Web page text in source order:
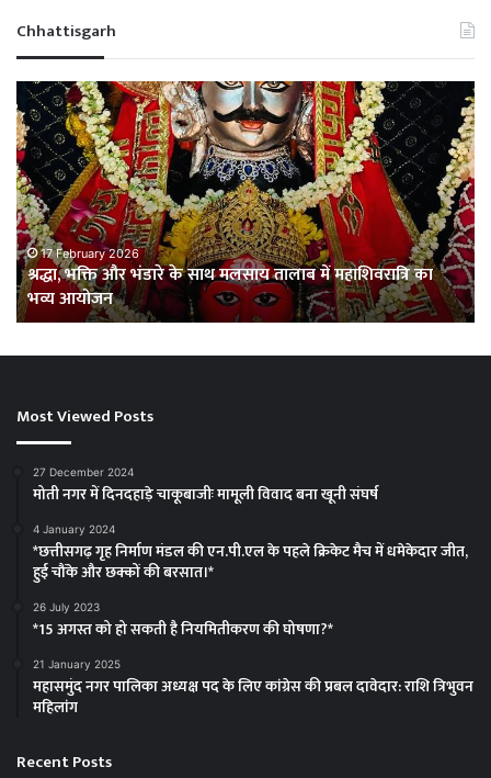
Chhattisgarh
NAN
चावल
घोटाला
उजागर:
गरीबों
का
राशन
सीधे
राइस
मिलों
में
युवा
कांग्रेस
लाइसेंस
करने
उठाई
2 February 2026
NAN चावल घोटाला उजागर: गरीबों का राशन सीधे राइस मिलों में
खपाया जा रहा, युवा कांग्रेस ने FIR और लाइसेंस रद्द करने की उठाई
मांग
के
में
में
दो
Most Viewed Posts
27 December 2024
मोती नगर में दिनदहाड़े चाकूबाजीः मामूली विवाद बना खूनी संघर्ष
4 January 2024
*छत्तीसगढ़ गृह निर्माण मंडल की एन.पी.एल के पहले क्रिकेट मैच में धमेकेदार जीत,
हुई चौंके और छक्कों की बरसात।*
26 July 2023
*15 अगस्त को हो सकती है नियमितीकरण की घोषणा?*
21 January 2025
महासमुंद नगर पालिका अध्यक्ष पद के लिए कांग्रेस की प्रबल दावेदार: राशि त्रिभुवन
महिलांग
Recent Posts